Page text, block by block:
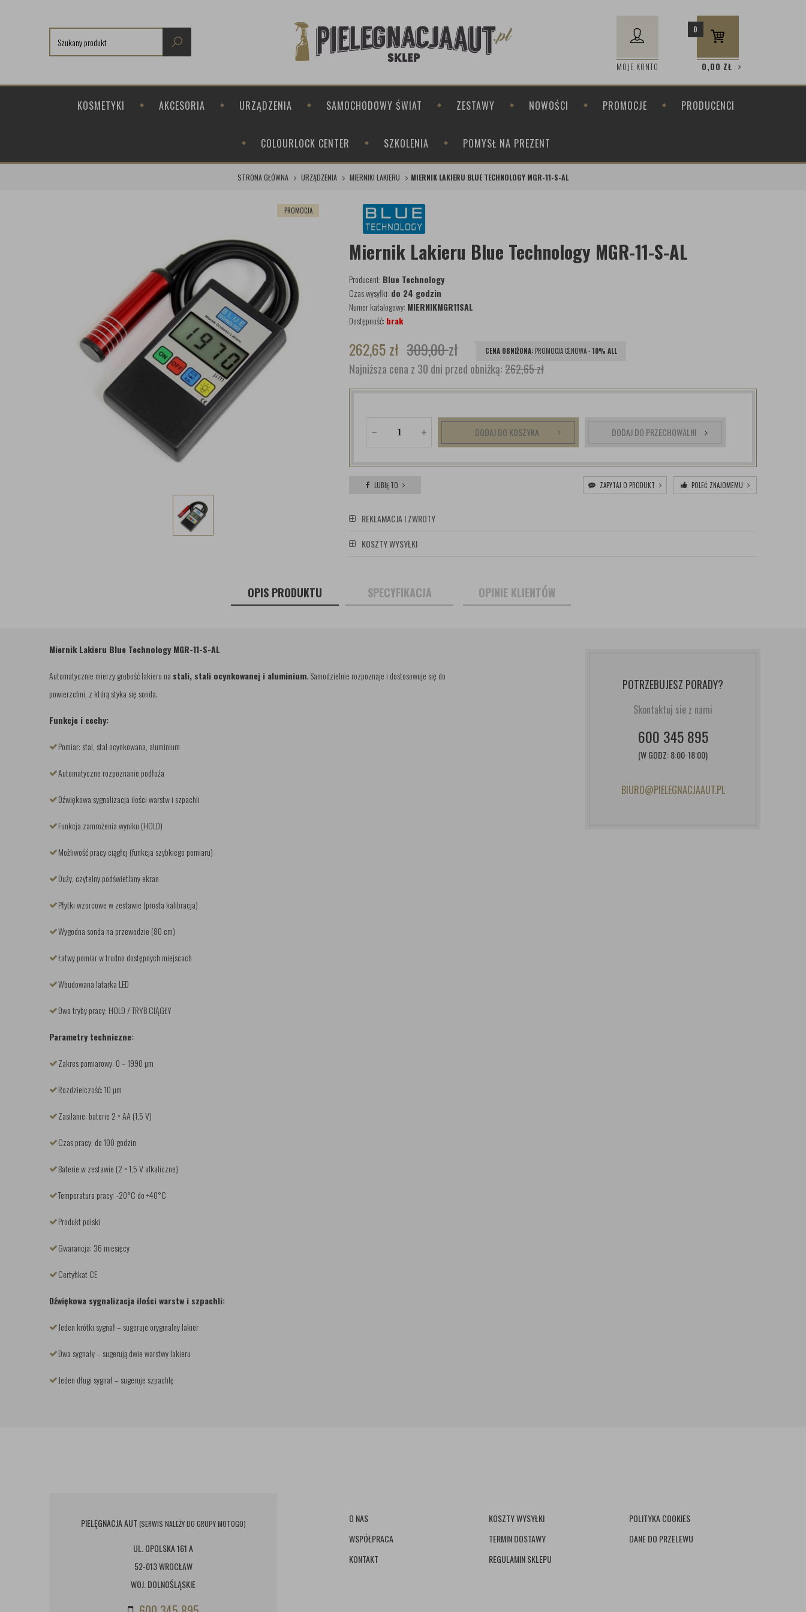
MOJE KONTO
0
0,00 ZŁ
KOSMETYKI AKCESORIA URZĄDZENIA SAMOCHODOWY ŚWIAT ZESTAWY NOWOŚCI PROMOCJE PRODUCENCI
COLOURLOCK CENTER SZKOLENIA POMYSŁ NA PREZENT
STRONA GŁÓWNA URZĄDZENIA MIERNIKI LAKIERU MIERNIK LAKIERU BLUE TECHNOLOGY MGR-11-S-AL
PROMOCJA
Miernik Lakieru Blue Technology MGR-11-S-AL
Producent: Blue Technology
Czas wysyłki: do 24 godzin
Numer katalogowy: MIERNIKMGR11SAL
Dostępność: brak
262,65zł 309,00zł CENA OBNIŻONA: PROMOCJA CENOWA -10% ALL
Najniższa cena z 30 dni przed obniżką:262,65 zł
DODAJ DO KOSZYKA DODAJ DO PRZECHOWALNI
LUBIĘ TO ZAPYTAJ O PRODUKT POLEĆ ZNAJOMEMU
REKLAMACJA I ZWROTY
KOSZTY WYSYŁKI
OPIS PRODUKTU SPECYFIKACJA OPINIE KLIENTÓW
Miernik Lakieru Blue Technology MGR-11-S-AL
Automatycznie mierzy grubość lakieru na stali, stali ocynkowanej i aluminium. Samodzielnie rozpoznaje i dostosowuje się do
powierzchni, z którą styka się sonda.
Funkcje i cechy:
Pomiar: stal, stal ocynkowana, aluminium
Automatyczne rozpoznanie podłoża
Dźwiękowa sygnalizacja ilości warstw i szpachli
Funkcja zamrożenia wyniku (HOLD)
Możliwość pracy ciągłej (funkcja szybkiego pomiaru)
Duży, czytelny podświetlany ekran
Płytki wzorcowe w zestawie (prosta kalibracja)
Wygodna sonda na przewodzie (80 cm)
Łatwy pomiar w trudno dostępnych miejscach
Wbudowana latarka LED
Dwa tryby pracy: HOLD / TRYB CIĄGŁY
Parametry techniczne:
Zakres pomiarowy: 0 – 1990 µm
Rozdzielczość: 10 µm
Zasilanie: baterie 2 × AA (1,5 V)
Czas pracy: do 100 godzin
Baterie w zestawie (2 × 1,5 V alkaliczne)
Temperatura pracy: -20°C do +40°C
Produkt polski
Gwarancja: 36 miesięcy
Certyfikat CE
Dźwiękowa sygnalizacja ilości warstw i szpachli:
Jeden krótki sygnał – sugeruje oryginalny lakier
Dwa sygnały – sugerują dwie warstwy lakieru
Jeden długi sygnał – sugeruje szpachlę
POTRZEBUJESZ PORADY?
Skontaktuj sie z nami
600 345 895
(W GODZ: 8:00-18:00)
BIURO@PIELEGNACJAAUT.PL
PIELĘGNACJA AUT (SERWIS NALEŻY DO GRUPY MOTOGO)
UL. OPOLSKA 161 A
52-013 WROCŁAW
WOJ. DOLNOŚLĄSKIE
O NAS
WSPÓŁPRACA
KONTAKT
KOSZTY WYSYŁKI
TERMIN DOSTAWY
REGULAMIN SKLEPU
POLITYKA COOKIES
DANE DO PRZELEWU